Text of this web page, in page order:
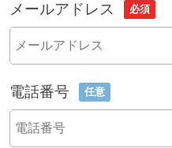
メールアドレス 必須
電話番号 任意